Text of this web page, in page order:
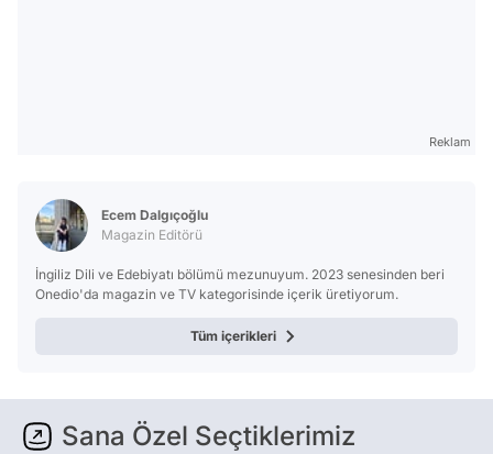
Reklam
Ecem Dalgıçoğlu
Magazin Editörü
İngiliz Dili ve Edebiyatı bölümü mezunuyum. 2023 senesinden beri
Onedio'da magazin ve TV kategorisinde içerik üretiyorum.
Tüm içerikleri
Sana Özel Seçtiklerimiz